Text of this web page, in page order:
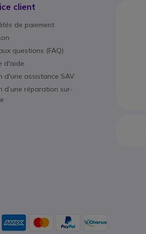
client
de paiement
questions (FAQ)
d'aide
d'une assistance SAV
d’une réparation sur-